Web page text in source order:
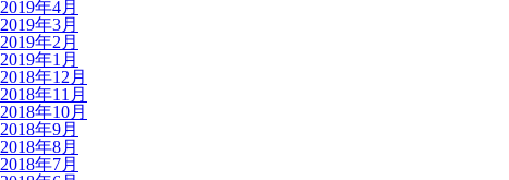
2019年4月
2019年3月
2019年2月
2019年1月
2018年12月
2018年11月
2018年10月
2018年9月
2018年8月
2018年7月